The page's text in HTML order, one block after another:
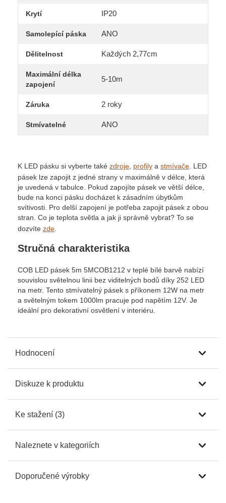
Krytí IP20
Samolepící páska ANO
Dělitelnost Každých 2,77cm
Maximální délka
zapojení
5-10m
Záruka 2 roky
Stmívatelné ANO
K LED pásku si vyberte také zdroje profily a stmívače . LED
pásek lze zapojit z jedné strany v maximálně v délce, která
je uvedená v tabulce. Pokud zapojíte pásek ve větší délce,
bude na konci pásku docházet k zásadním úbytkům
svítivosti. Pro delší zapojení je potřeba zapojit pásek z obou
stran. Co je teplota světla a jak ji správně vybrat? To se
dozvíte zde
Stručná charakteristika
COB LED pásek 5m 5MCOB1212 v teplé bílé barvě nabízí
souvislou světelnou linii bez viditelných bodů díky 252 LED
na metr. Tento stmívatelný pásek s příkonem 12W na metr
a světelným tokem 1000lm pracuje pod napětím 12V. Je
ideální pro dekorativní osvětlení v interiéru.
Hodnocení
Diskuze k produktu
Ke stažení (3)
Naleznete v kategoriích
Doporučené výrobky